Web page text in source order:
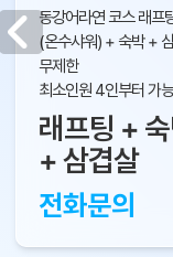
동강어라연 코스 래프
(온수샤워) + 숙박 +
무제한
최소인원 4인부터 가
래프팅 +
+ 삼겹살
전화문의